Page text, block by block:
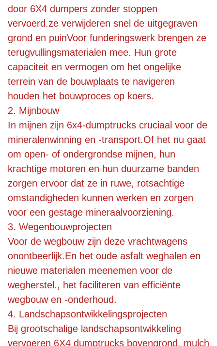
door 6X4 dumpers zonder stoppen
vervoerd.ze verwijderen snel de uitgegraven
grond en puinVoor funderingswerk brengen ze
terugvullingsmaterialen mee. Hun grote
capaciteit en vermogen om het ongelijke
terrein van de bouwplaats te navigeren
houden het bouwproces op koers.
2. Mijnbouw
In mijnen zijn 6x4-dumptrucks cruciaal voor de
mineralenwinning en -transport.Of het nu gaat
om open- of ondergrondse mijnen, hun
krachtige motoren en hun duurzame banden
zorgen ervoor dat ze in ruwe, rotsachtige
omstandigheden kunnen werken en zorgen
voor een gestage mineraalvoorziening.
3. Wegenbouwprojecten
Voor de wegbouw zijn deze vrachtwagens
onontbeerlijk.En het oude asfalt weghalen en
nieuwe materialen meenemen voor de
wegherstel., het faciliteren van efficiënte
wegbouw en -onderhoud.
4. Landschapsontwikkelingsprojecten
Bij grootschalige landschapsontwikkeling
vervoeren 6X4 dumptrucks bovengrond, mulch